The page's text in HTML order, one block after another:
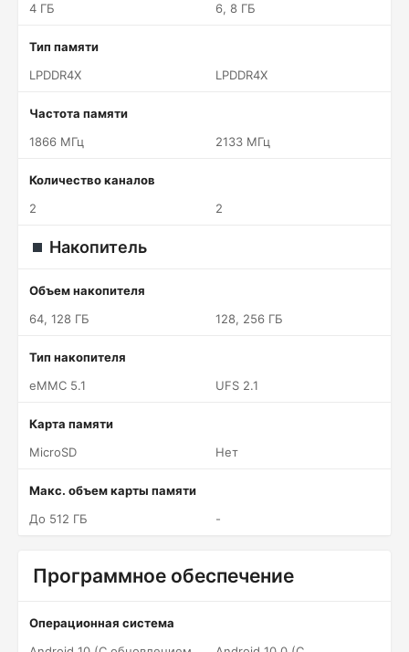
4 ГБ
6, 8 ГБ
Тип памяти
LPDDR4X
LPDDR4X
Частота памяти
1866 МГц
2133 МГц
Количество каналов
2
2
Накопитель
Объем накопителя
64, 128 ГБ
128, 256 ГБ
Тип накопителя
eMMC 5.1
UFS 2.1
Карта памяти
MicroSD
Нет
Макс. объем карты памяти
До 512 ГБ
-
Программное обеспечение
Операционная система